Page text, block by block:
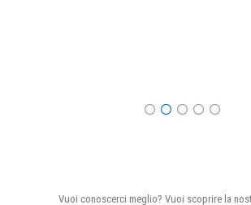
Vuoi conoscerci meglio? Vuoi scoprire la